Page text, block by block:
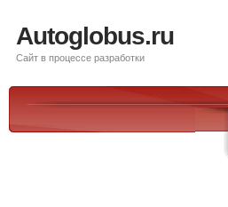
Autoglobus.ru
Сайт в процессе разработки